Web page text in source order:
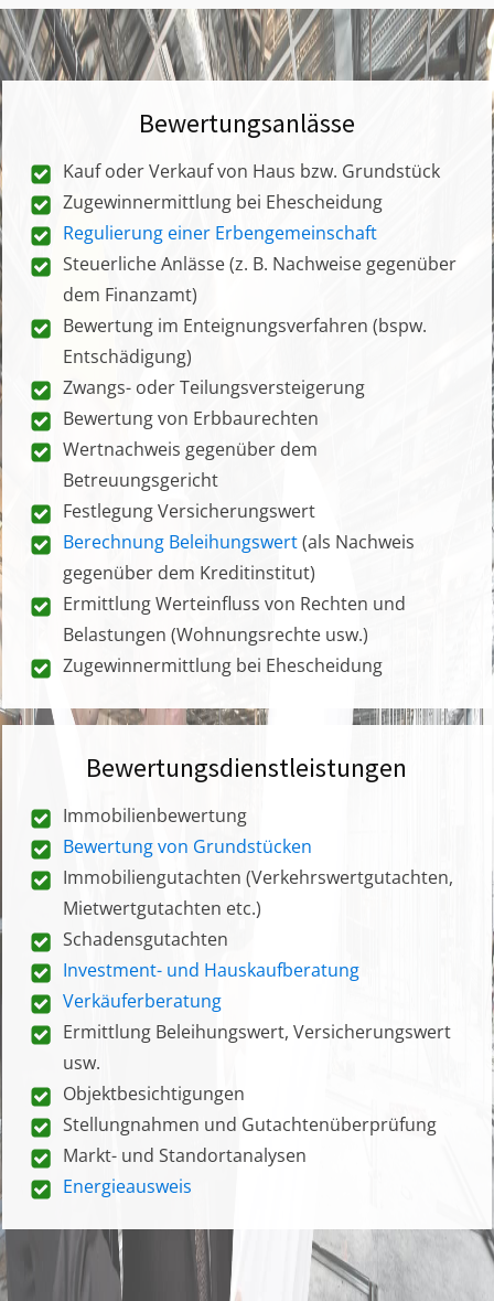
Bewertungsanlässe
Kauf oder Verkauf von Haus bzw. Grundstück
Zugewinnermittlung bei Ehescheidung
Regulierung einer Erbengemeinschaft
Steuerliche Anlässe (z. B. Nachweise gegenüber
dem Finanzamt)
Bewertung im Enteignungsverfahren (bspw.
Entschädigung)
Zwangs- oder Teilungsversteigerung
Bewertung von Erbbaurechten
Wertnachweis gegenüber dem
Betreuungsgericht
Festlegung Versicherungswert
Berechnung Beleihungswert(als Nachweis
gegenüber dem Kreditinstitut)
Ermittlung Werteinfluss von Rechten und
Belastungen (Wohnungsrechte usw.)
Zugewinnermittlung bei Ehescheidung
Bewertungsdienstleistungen
Immobilienbewertung
Bewertung von Grundstücken
Immobiliengutachten (Verkehrswertgutachten,
Mietwertgutachten etc.)
Schadensgutachten
Investment- und Hauskaufberatung
Verkäuferberatung
Ermittlung Beleihungswert, Versicherungswert
usw.
Objektbesichtigungen
Stellungnahmen und Gutachtenüberprüfung
Markt- und Standortanalysen
Energieausweis